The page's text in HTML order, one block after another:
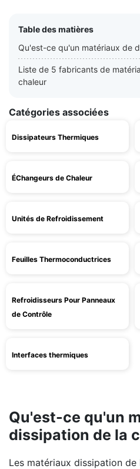
Table des matières
Qu'est-ce qu'un matériaux de
Liste de 5 fabricants de
chaleur
Catégories associées
Dissipateurs Thermiques
ÉChangeurs de Chaleur
Unités de Refroidissement
Feuilles Thermoconductrices
Refroidisseurs Pour Panneaux
de Contrôle
Interfaces thermiques
Qu'est-ce qu'un
dissipation de la
Les matériaux dissipation